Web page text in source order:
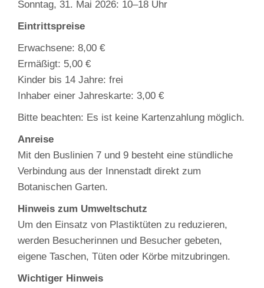
Sonntag, 31. Mai 2026: 10–18 Uhr
Eintrittspreise
Erwachsene: 8,00 €
Ermäßigt: 5,00 €
Kinder bis 14 Jahre: frei
Inhaber einer Jahreskarte: 3,00 €
Bitte beachten: Es ist keine Kartenzahlung möglich.
Anreise
Mit den Buslinien 7 und 9 besteht eine stündliche
Verbindung aus der Innenstadt direkt zum
Botanischen Garten.
Hinweis zum Umweltschutz
Um den Einsatz von Plastiktüten zu reduzieren,
werden Besucherinnen und Besucher gebeten,
eigene Taschen, Tüten oder Körbe mitzubringen.
Wichtiger Hinweis